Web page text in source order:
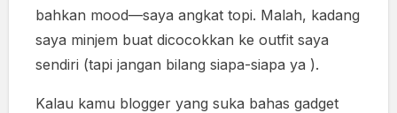
bahkan mood—saya angkat topi. Malah, kadang
saya minjem buat dicocokkan ke outfit saya
sendiri (tapi jangan bilang siapa-siapa ya ).
Kalau kamu blogger yang suka bahas gadget